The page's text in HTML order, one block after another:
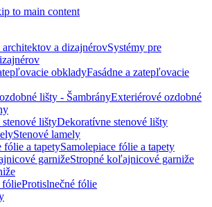
to main content
Systémy pre
Fasádne a zatepľovacie
Exteriérové ozdobné
Dekoratívne stenové lišty
Stenové lamely
Samolepiace fólie a tapety
Stropné koľajnicové garniže
Protislnečné fólie